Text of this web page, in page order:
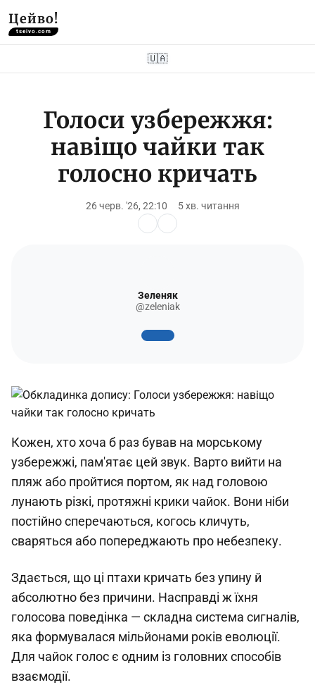
Цейво!
tseivo.com
🇺🇦
Голоси узбережжя:
навіщо чайки так
голосно кричать
26 черв. '26, 22:10 5 хв. читання
Зеленяк
@zeleniak
Кожен, хто хоча б раз бував на морському
узбережжі, пам'ятає цей звук. Варто вийти на
пляж або пройтися портом, як над головою
лунають різкі, протяжні крики чайок. Вони ніби
постійно сперечаються, когось кличуть,
сваряться або попереджають про небезпеку.
Здається, що ці птахи кричать без упину й
абсолютно без причини. Насправді ж їхня
голосова поведінка — складна система сигналів,
яка формувалася мільйонами років еволюції.
Для чайок голос є одним із головних способів
взаємодії.